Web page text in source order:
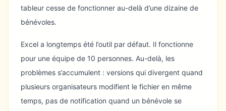
tableur cesse de fonctionner au-delà d’une dizaine de
bénévoles.
Excel a longtemps été l’outil par défaut. Il fonctionne
pour une équipe de 10 personnes. Au-delà, les
problèmes s’accumulent : versions qui divergent quand
plusieurs organisateurs modifient le fichier en même
temps, pas de notification quand un bénévole se